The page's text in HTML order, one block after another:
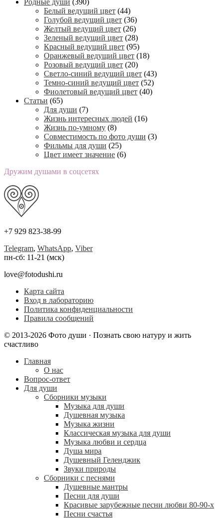
Родные души (390)
Белый ведущий цвет (44)
Голубой ведущий цвет (36)
Желтый ведущий цвет (26)
Зеленый ведущий цвет (28)
Красный ведущий цвет (95)
Оранжевый ведущий цвет (18)
Розовый ведущий цвет (20)
Светло-синий ведущий цвет (43)
Темно-синий ведущий цвет (52)
Фиолетовый ведущий цвет (40)
Статьи (65)
Для души (7)
Жизнь интересных людей (16)
Жизнь по-умному (8)
Совместимость по фото души (3)
Фильмы для души (25)
Цвет имеет значение (6)
Дружим душами в соцсетях
+7 929 823-38-99
Telegram, WhatsApp, Viber
пн-сб: 11-21 (мск)
love@fotodushi.ru
Карта сайта
Вход в лабораторию
Политика конфиденциальности
Правила сообщений
© 2013-2026 Фото души · Познать свою натуру и жить
счастливо
Главная
О нас
Вопрос-ответ
Для души
Сборники музыки
Музыка для души
Душевная музыка
Музыка жизни
Классическая музыка для души
Музыка любви и сердца
Душа мира
Душевный Геленджик
Звуки природы
Сборники с песнями
Душевные мантры
Песни для души
Красивые зарубежные песни любви 80-90-х
Песни счастья